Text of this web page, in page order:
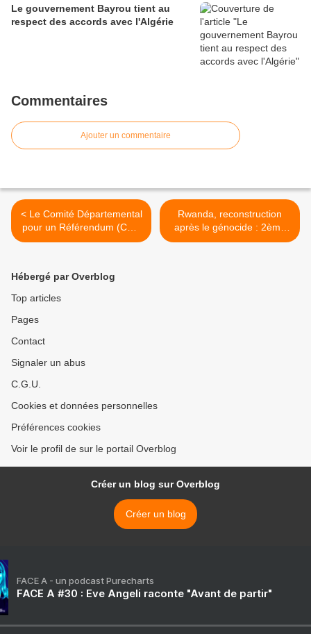
Le gouvernement Bayrou tient au
respect des accords avec l'Algérie
Commentaires
Ajouter un commentaire
< Le Comité Départemental
pour un Référendum (CDR
53) a défini ses actions
Rwanda, reconstruction
après le génocide : 2ème
partie du texte de Bernard
Hébergé par Overblog
Top articles
Pages
Contact
Signaler un abus
C.G.U.
Cookies et données personnelles
Préférences cookies
Voir le profil de sur le portail Overblog
Créer un blog sur Overblog
Créer un blog
FACE A - un podcast Purecharts
FACE A #30 : Eve Angeli raconte "Avant de partir"